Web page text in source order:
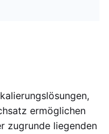
ermöglichen
zugrunde liegenden